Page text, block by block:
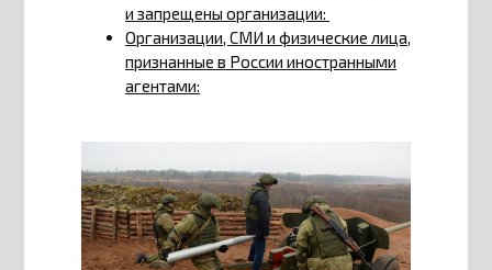
и запрещены организации:
Организации, СМИ и физические лица,
признанные в России иностранными
агентами: